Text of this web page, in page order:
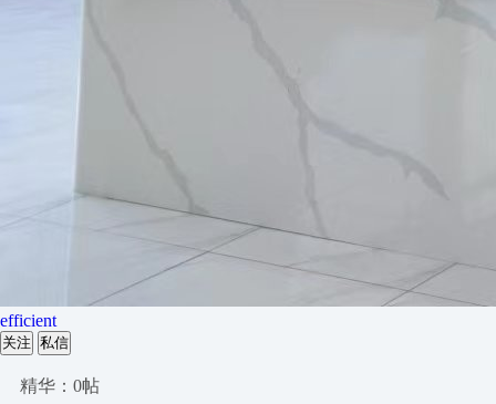
efficient
关注 私信
精华：0帖